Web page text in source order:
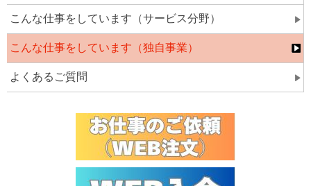
こんな仕事をしています（サービス分野）
こんな仕事をしています（独自事業）
よくあるご質問